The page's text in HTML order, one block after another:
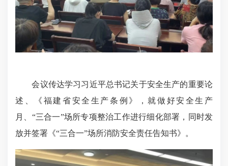
会议传达学习习近平总书记关于安全生产的重要论
述、《福建省安全生产条例》，就做好安全生产
月、“三合一”场所专项整治工作进行细化部署，同时发
放并签署《“三合一”场所消防安全责任告知书》。